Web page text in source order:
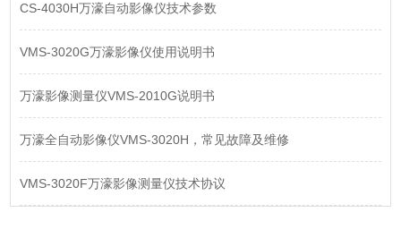
CS-4030H万濠自动影像仪技术参数
VMS-3020G万濠影像仪使用说明书
万濠影像测量仪VMS-2010G说明书
万濠全自动影像仪VMS-3020H，常见故障及维修
VMS-3020F万濠影像测量仪技术协议